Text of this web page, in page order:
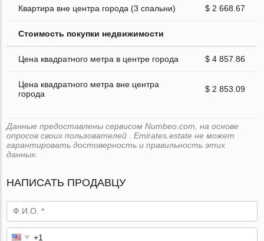
Квартира вне центра города (3 спальни) $ 2 668.67
Стоимость покупки недвижимости
Цена квадратного метра в центре города $ 4 857.86
Цена квадратного метра вне центра
города
$ 2 853.09
Данные предоставлены сервисом Numbeo.com, на основе
опросов своих пользователей . Emirates.estate не может
гарантировать достоверность и правильность этих
данных.
НАПИСАТЬ ПРОДАВЦУ